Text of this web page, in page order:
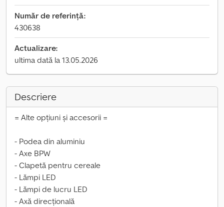
Număr de referință:
430638
Actualizare:
ultima dată la 13.05.2026
Descriere
= Alte opțiuni și accesorii =
- Podea din aluminiu
- Axe BPW
- Clapetă pentru cereale
- Lămpi LED
- Lămpi de lucru LED
- Axă direcțională